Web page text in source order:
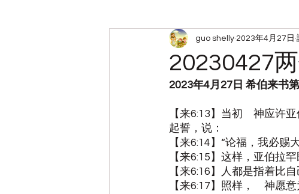
周六查经小组笔记 带娃读经
20230427
guo shelly 2023年4月27日
2023年4月27日 希伯来书
【来6:13】当初　神应许
起誓，说：
【来6:14】“论福，我必
【来6:15】这样，亚伯拉
【来6:16】人都是指着比
【来6:17】照样，　神愿